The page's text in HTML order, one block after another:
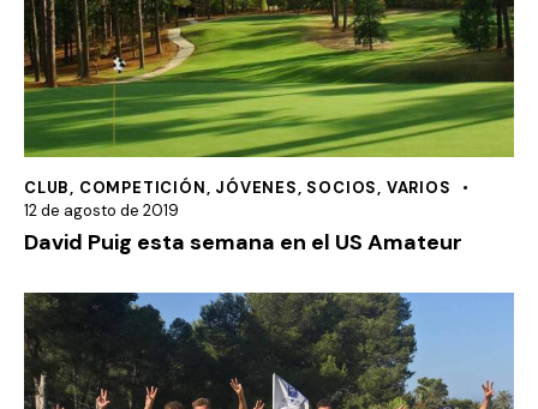
CLUB, COMPETICIÓN, JÓVENES, SOCIOS, VARIOS
12 de agosto de 2019
David Puig esta semana en el US Amateur